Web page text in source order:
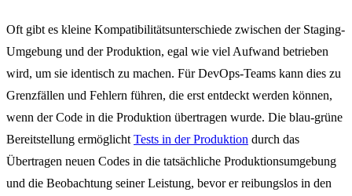
Oft gibt es kleine Kompatibilitätsunterschiede zwischen der Staging-
Umgebung und der Produktion, egal wie viel Aufwand betrieben
wird, um sie identisch zu machen. Für DevOps-Teams kann dies zu
Grenzfällen und Fehlern führen, die erst entdeckt werden können,
wenn der Code in die Produktion übertragen wurde. Die blau-grüne
Bereitstellung ermöglicht Tests in der Produktion durch das
Übertragen neuen Codes in die tatsächliche Produktionsumgebung
und die Beobachtung seiner Leistung, bevor er reibungslos in den